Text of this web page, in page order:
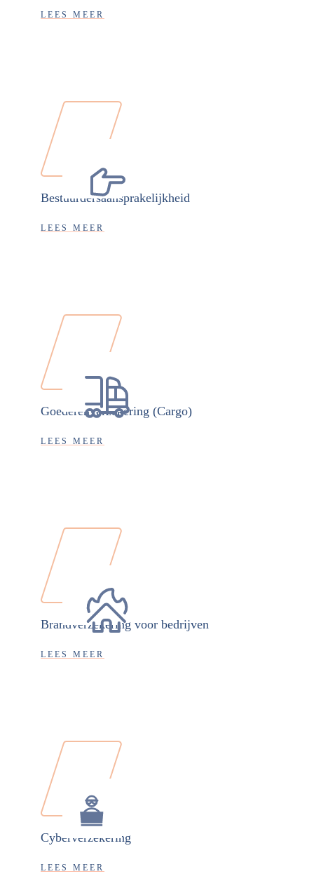
LEES MEER
Bestuurdersaansprakelijkheid
LEES MEER
Goederenverzekering (Cargo)
LEES MEER
Brandverzekering voor bedrijven
LEES MEER
Cyberverzekering
LEES MEER